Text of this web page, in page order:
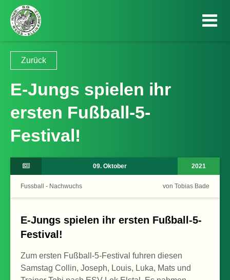
Zurück
E-Jungs spielen ihr
ersten Fußball-5-
Festival!
09. Oktober 2021
von Tobias Bade
Fussball - Nachwuchs
E-Jungs spielen ihr ersten Fußball-5-
Festival!
Zum ersten Fußball-5-Festival fuhren diesen
Samstag Collin, Joseph, Louis, Luka, Mats und